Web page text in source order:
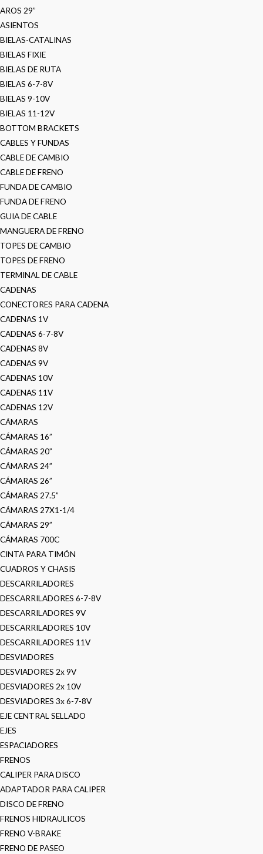
AROS 29”
ASIENTOS
BIELAS-CATALINAS
BIELAS FIXIE
BIELAS DE RUTA
BIELAS 6-7-8V
BIELAS 9-10V
BIELAS 11-12V
BOTTOM BRACKETS
CABLES Y FUNDAS
CABLE DE CAMBIO
CABLE DE FRENO
FUNDA DE CAMBIO
FUNDA DE FRENO
GUIA DE CABLE
MANGUERA DE FRENO
TOPES DE CAMBIO
TOPES DE FRENO
TERMINAL DE CABLE
CADENAS
CONECTORES PARA CADENA
CADENAS 1V
CADENAS 6-7-8V
CADENAS 8V
CADENAS 9V
CADENAS 10V
CADENAS 11V
CADENAS 12V
CÁMARAS
CÁMARAS 16”
CÁMARAS 20”
CÁMARAS 24”
CÁMARAS 26”
CÁMARAS 27.5”
CÁMARAS 27X1-1/4
CÁMARAS 29”
CÁMARAS 700C
CINTA PARA TIMÓN
CUADROS Y CHASIS
DESCARRILADORES
DESCARRILADORES 6-7-8V
DESCARRILADORES 9V
DESCARRILADORES 10V
DESCARRILADORES 11V
DESVIADORES
DESVIADORES 2x 9V
DESVIADORES 2x 10V
DESVIADORES 3x 6-7-8V
EJE CENTRAL SELLADO
EJES
ESPACIADORES
FRENOS
CALIPER PARA DISCO
ADAPTADOR PARA CALIPER
DISCO DE FRENO
FRENOS HIDRAULICOS
FRENO V-BRAKE
FRENO DE PASEO